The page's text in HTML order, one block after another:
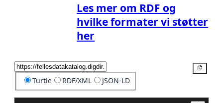
Les mer om RDF og
hvilke formater vi støtter
her
Turtle RDF/XML JSON-LD